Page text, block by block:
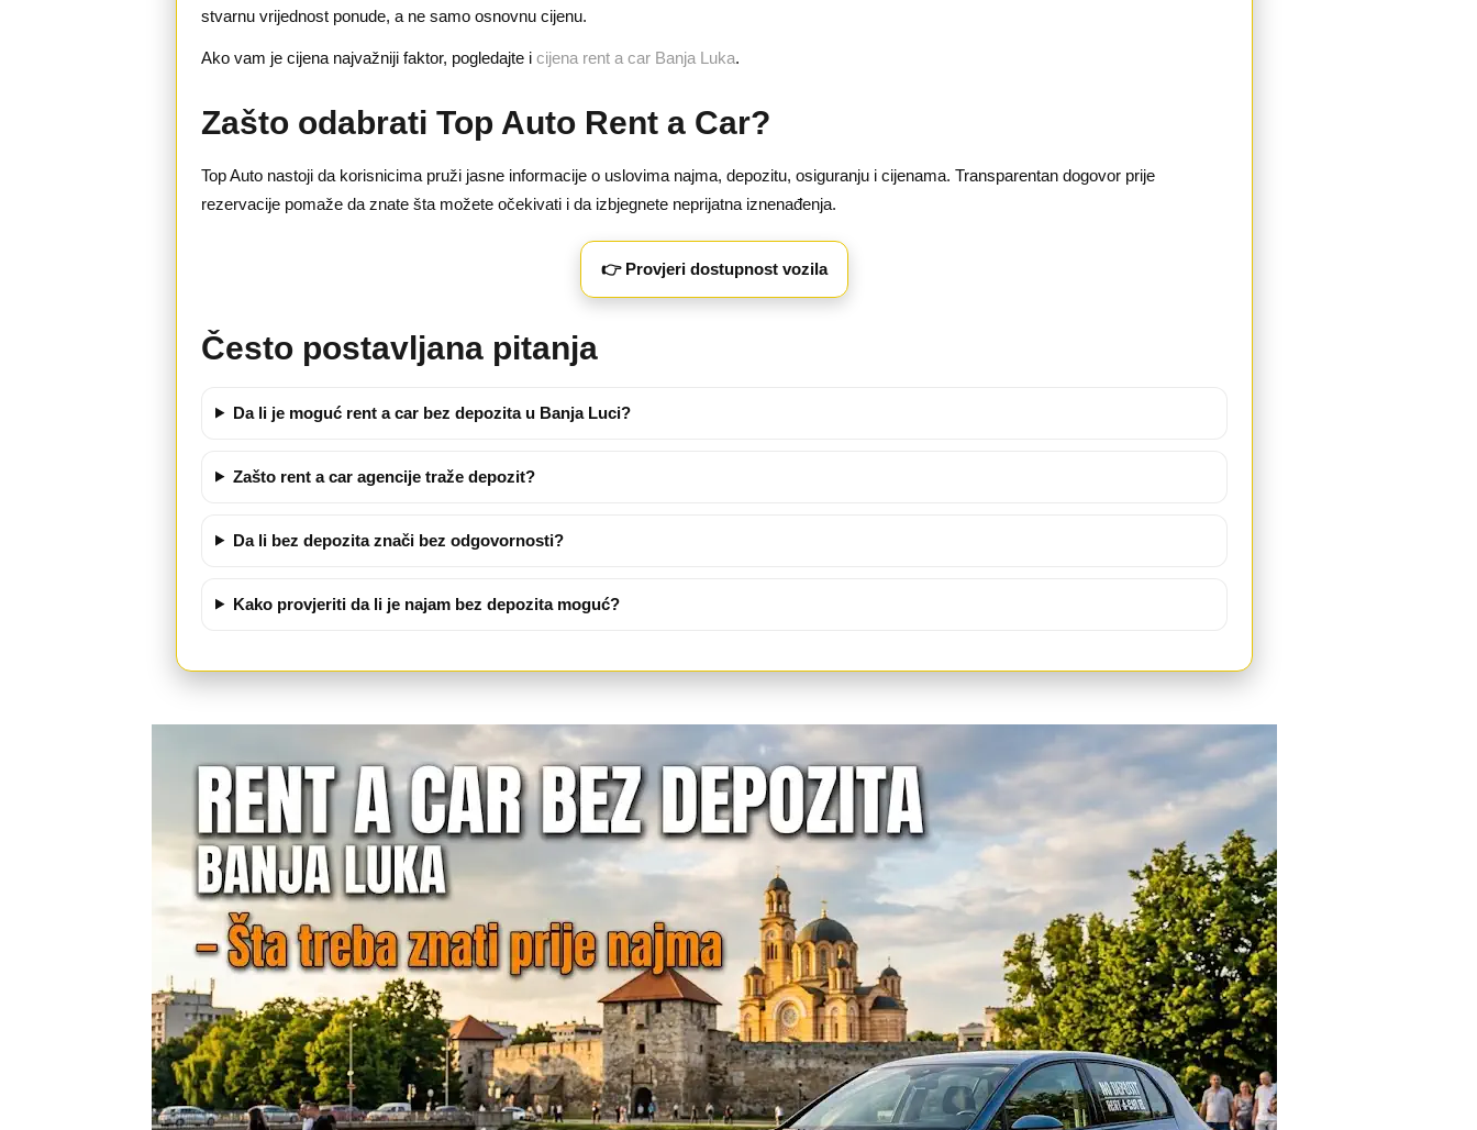
stvarnu vrijednost ponude, a ne samo osnovnu cijenu.
Ako vam je cijena najvažniji faktor, pogledajte i cijena rent a car Banja Luka.
Zašto odabrati Top Auto Rent a Car?
Top Auto nastoji da korisnicima pruži jasne informacije o uslovima najma, depozitu, osiguranju i cijenama. Transparentan dogovor prije
rezervacije pomaže da znate šta možete očekivati i da izbjegnete neprijatna iznenađenja.
👉 Provjeri dostupnost vozila
Često postavljana pitanja
Da li je moguć rent a car bez depozita u Banja Luci?
Zašto rent a car agencije traže depozit?
Da li bez depozita znači bez odgovornosti?
Kako provjeriti da li je najam bez depozita moguć?